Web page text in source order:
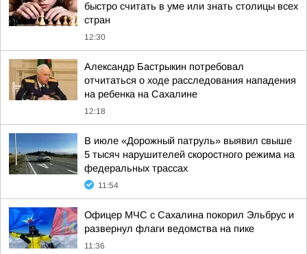
быстро считать в уме или знать столицы всех
стран
12:30
Александр Бастрыкин потребовал
отчитаться о ходе расследования нападения
на ребенка на Сахалине
12:18
В июле «Дорожный патруль» выявил свыше
5 тысяч нарушителей скоростного режима на
федеральных трассах
11:54
Офицер МЧС с Сахалина покорил Эльбрус и
развернул флаги ведомства на пике
11:36